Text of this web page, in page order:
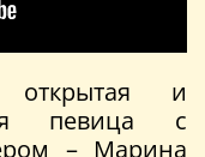
открытая и
певица с
– Марина